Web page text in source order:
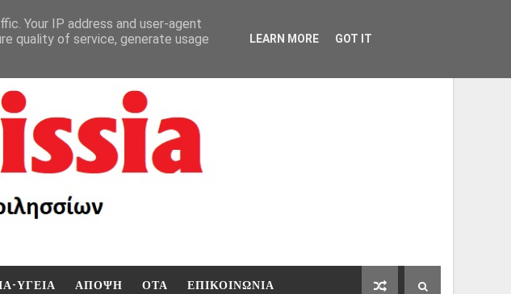
ΥΓΕΙΑ ΑΠΟΨΗ ΟΤΑ ΕΠΙΚΟΙΝΩΝΙΑ
Your IP address and user-agent
quality of service, generate usage
LEARN MORE GOT IT